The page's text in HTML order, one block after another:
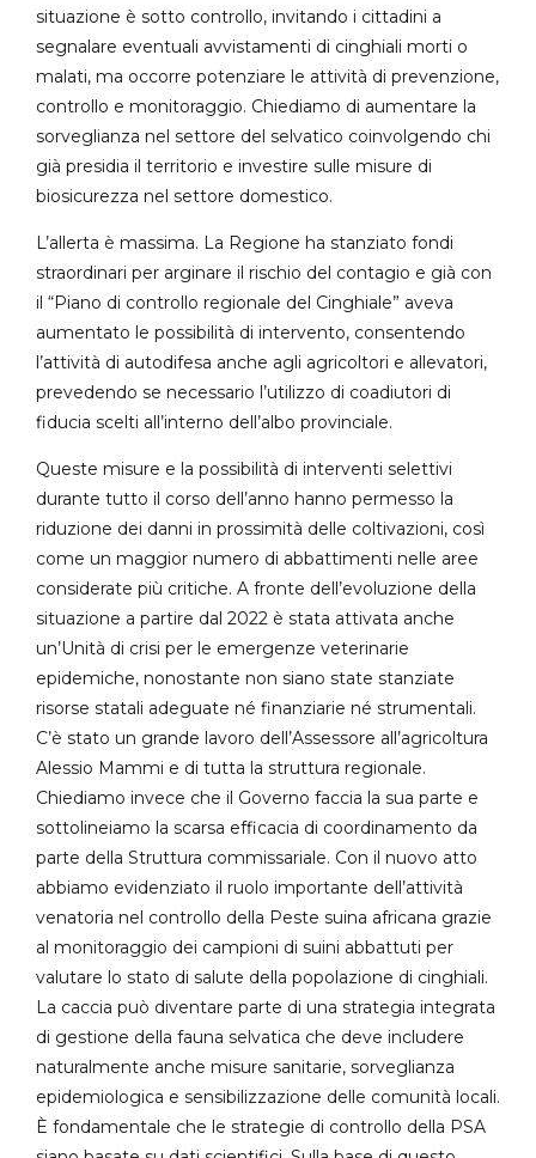
situazione è sotto controllo, invitando i cittadini a
segnalare eventuali avvistamenti di cinghiali morti o
malati, ma occorre potenziare le attività di prevenzione,
controllo e monitoraggio. Chiediamo di aumentare la
sorveglianza nel settore del selvatico coinvolgendo chi
già presidia il territorio e investire sulle misure di
biosicurezza nel settore domestico.
L’allerta è massima. La Regione ha stanziato fondi
straordinari per arginare il rischio del contagio e già con
il “Piano di controllo regionale del Cinghiale” aveva
aumentato le possibilità di intervento, consentendo
l’attività di autodifesa anche agli agricoltori e allevatori,
prevedendo se necessario l’utilizzo di coadiutori di
fiducia scelti all’interno dell’albo provinciale.
Queste misure e la possibilità di interventi selettivi
durante tutto il corso dell’anno hanno permesso la
riduzione dei danni in prossimità delle coltivazioni, così
come un maggior numero di abbattimenti nelle aree
considerate più critiche. A fronte dell’evoluzione della
situazione a partire dal 2022 è stata attivata anche
un’Unità di crisi per le emergenze veterinarie
epidemiche, nonostante non siano state stanziate
risorse statali adeguate né finanziarie né strumentali.
C’è stato un grande lavoro dell’Assessore all’agricoltura
Alessio Mammi e di tutta la struttura regionale.
Chiediamo invece che il Governo faccia la sua parte e
sottolineiamo la scarsa efficacia di coordinamento da
parte della Struttura commissariale. Con il nuovo atto
abbiamo evidenziato il ruolo importante dell’attività
venatoria nel controllo della Peste suina africana grazie
al monitoraggio dei campioni di suini abbattuti per
valutare lo stato di salute della popolazione di cinghiali.
La caccia può diventare parte di una strategia integrata
di gestione della fauna selvatica che deve includere
naturalmente anche misure sanitarie, sorveglianza
epidemiologica e sensibilizzazione delle comunità locali.
È fondamentale che le strategie di controllo della PSA